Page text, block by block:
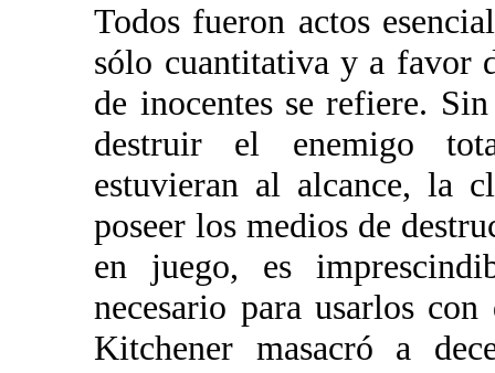
Todos fueron actos
sólo cuantitativa y a favor
de inocentes se refiere.
destruir el enemigo
estuvieran al alcance, la
poseer los medios de
en juego, es
necesario para usarlos
Kitchener masacró a